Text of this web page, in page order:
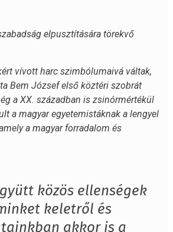
elpusztítására törekvő
vívott harc szimbólumaivá váltak,
Bem József első köztéri szobrát
a XX. században is zsinórmértékül
a magyar egyetemistáknak a lengyel
a magyar forradalom és
közös ellenségek
keletről és
akkor is a